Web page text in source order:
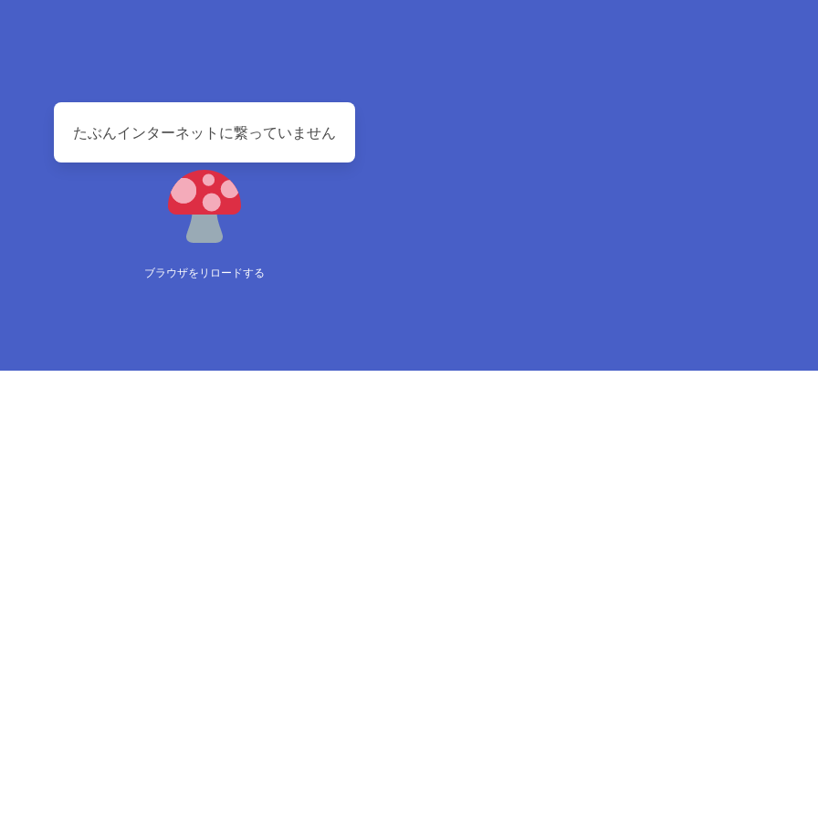
たぶんインターネットに繋っていません
ブラウザをリロードする